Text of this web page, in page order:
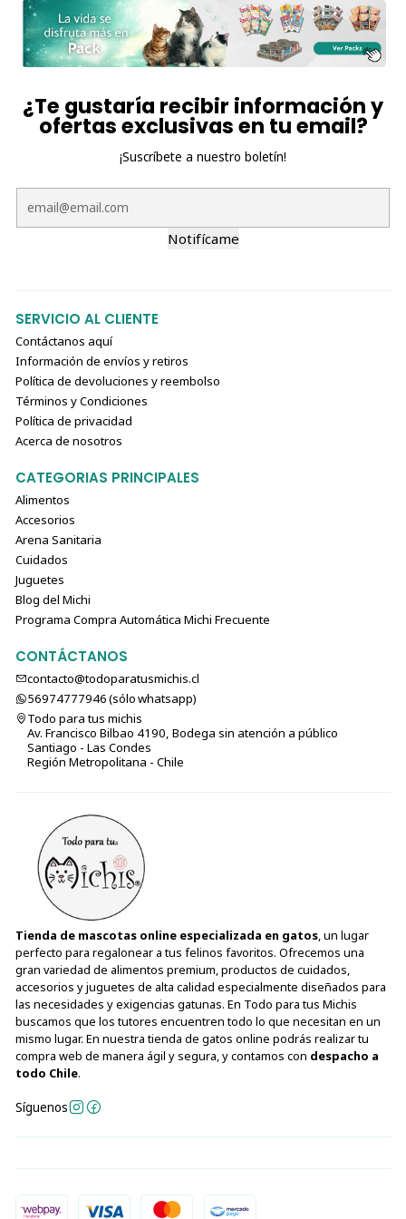
¿Te gustaría recibir información y
ofertas exclusivas en tu email?
¡Suscríbete a nuestro boletín!
Notifícame
SERVICIO AL CLIENTE
Contáctanos aquí
Información de envíos y retiros
Política de devoluciones y reembolso
Términos y Condiciones
Política de privacidad
Acerca de nosotros
CATEGORIAS PRINCIPALES
Alimentos
Accesorios
Arena Sanitaria
Cuidados
Juguetes
Blog del Michi
Programa Compra Automática Michi Frecuente
CONTÁCTANOS
contacto@todoparatusmichis.cl
56974777946 (sólo⁣⁣⁣⁣⁣​​​​​​​​​​​​​​​ whatsapp)
Todo para tus michis
Av. Francisco Bilbao 4190, Bodega sin atención a público
Santiago - Las Condes
Región Metropolitana - Chile
Tienda de mascotas online especializada en gatos, un lugar
perfecto para regalonear a tus felinos favoritos. Ofrecemos una
gran variedad de alimentos premium, productos de cuidados,
accesorios y juguetes de alta calidad especialmente diseñados para
las necesidades y exigencias gatunas. En Todo para tus Michis
buscamos que los tutores encuentren todo lo que necesitan en un
mismo lugar. En nuestra tienda de gatos online podrás realizar tu
compra web de manera ágil y segura, y contamos con despacho a
todo Chile.
Síguenos